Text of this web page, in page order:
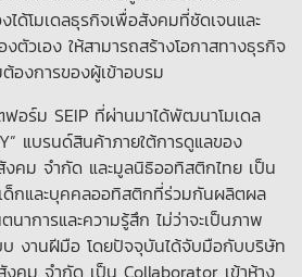
ได้โมเดลธุรกิจเพื่อสังคมที่ชัดเจนและ
ตัวเอง ให้สามารถสร้างโอกาสทางธุรกิจ
องการของผู้เข้าอบรม
อร์ม SEIP ที่ผ่านมาได้พัฒนาโมเดล
แบรนด์สินค้าภายใต้การดูแลของ
คม จำกัด และมูลนิธิออทิสติกไทย เป็น
ด็กและบุคคลออทิสติกที่ร่วมกันผลิตผล
าการและความรู้สึก ไม่ว่าจะเป็นภาพ
บ งานฝีมือ โดยปัจจุบันได้จับมือกับบริษัท